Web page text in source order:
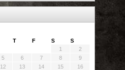
T F S S
1
2
5 6 7 8
9
12 13 14 15
16